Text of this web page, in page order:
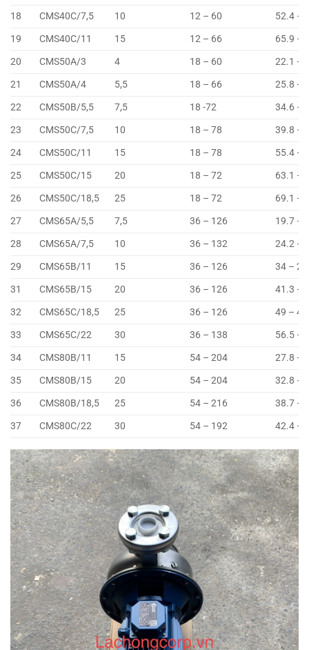
18
CMS40C/7,5 10 12 – 60
52.4 –
19
CMS40C/11 15 12 – 66
65.9 –
20
CMS50A/3 4 18 – 60
22.1 –
21
CMS50A/4 5,5 18 – 66
25.8 –
22
CMS50B/5,5 7,5 18 -72
34.6 –
23
CMS50C/7,5 10 18 – 78
39.8 –
24
CMS50C/11 15 18 – 78
55.4 –
25
CMS50C/15 20 18 – 72
63.1 –
26
CMS50C/18,5 25 18 – 72
69.1 –
27
CMS65A/5,5 7,5 36 – 126
19.7 –
28
CMS65A/7,5 10 36 – 132
24.2 –
29
CMS65B/11 15 36 – 126
34 –
31
CMS65B/15 20 36 – 126
41.3 –
32
CMS65C/18,5 25 36 – 126
49 –
33
CMS65C/22 30 36 – 138
56.5 –
34
CMS80B/11 15 54 – 204
27.8 –
35
CMS80B/15 20 54 – 204
32.8 –
36
CMS80B/18,5 25 54 – 216
38.7 –
37
CMS80C/22 30 54 – 192 42.4 –